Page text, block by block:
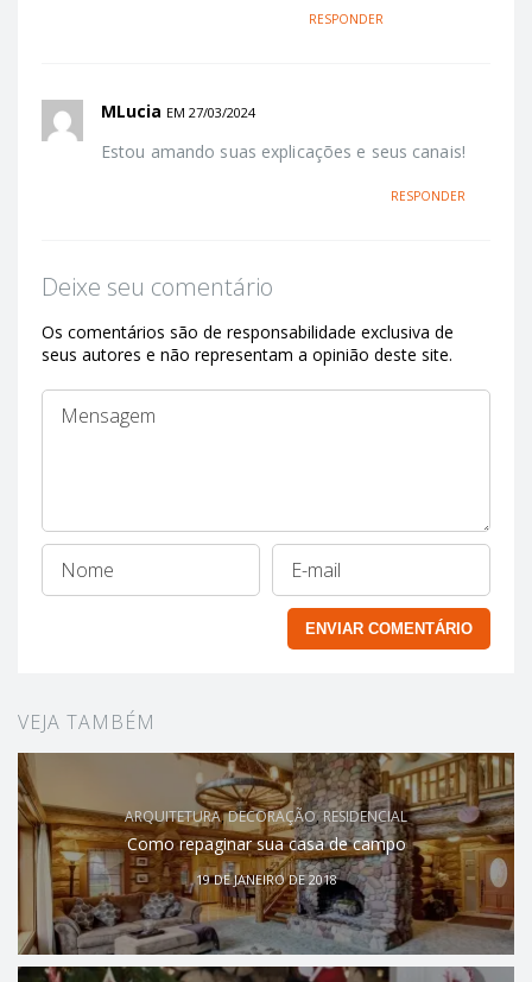
RESPONDER
MLucia EM 27/03/2024
Estou amando suas explicações e seus canais!
RESPONDER
Deixe seu comentário
Os comentários são de responsabilidade exclusiva de
seus autores e não representam a opinião deste site.
VEJA TAMBÉM
ARQUITETURA,DECORAÇÃO,RESIDENCIAL
Como repaginar sua casa de campo
19 DE JANEIRO DE 2018